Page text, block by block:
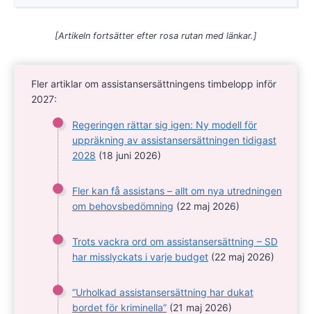
[Artikeln fortsätter efter rosa rutan med länkar.]
Fler artiklar om assistansersättningens timbelopp inför
2027:
Regeringen rättar sig igen: Ny modell för
uppräkning av assistansersättningen tidigast
2028 (18 juni 2026)
Fler kan få assistans – allt om nya utredningen
om behovsbedömning (22 maj 2026)
Trots vackra ord om assistansersättning – SD
har misslyckats i varje budget (22 maj 2026)
”Urholkad assistansersättning har dukat
bordet för kriminella” (21 maj 2026)